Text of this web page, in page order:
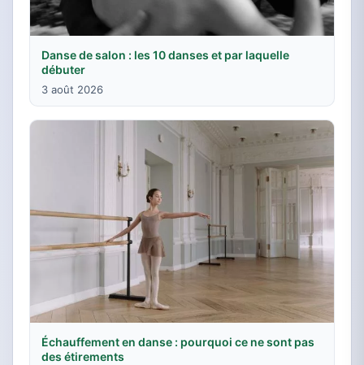
Danse de salon : les 10 danses et par laquelle
débuter
3 août 2026
Échauffement en danse : pourquoi ce ne sont pas
des étirements